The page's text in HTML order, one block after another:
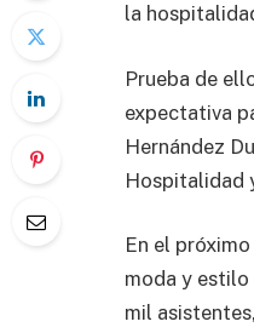
la
Prueba de
expectativa
Hernández
Hospitalidad
En el
moda y estilo
mil